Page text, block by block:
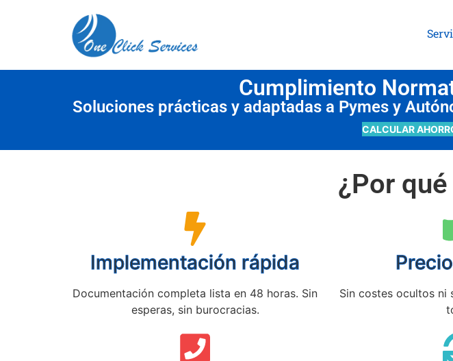
Cumplimiento
Soluciones prácticas y adaptadas a Pymes y
CALCULAR
¿Por
Implementación rápida
Documentación completa lista en 48 horas. Sin
esperas, sin burocracias.
Sin costes ocultos ni